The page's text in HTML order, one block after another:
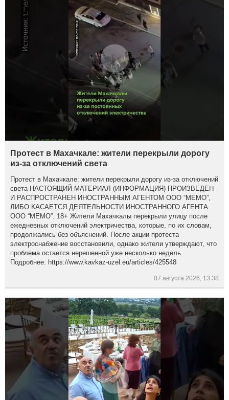
Протест в Махачкале: жители перекрыли дорогу
из-за отключений света
Протест в Махачкале: жители перекрыли дорогу из-за отключений
света НАСТОЯЩИЙ МАТЕРИАЛ (ИНФОРМАЦИЯ) ПРОИЗВЕДЕН
И РАСПРОСТРАНЕН ИНОСТРАННЫМ АГЕНТОМ ООО “МЕМО”,
ЛИБО КАСАЕТСЯ ДЕЯТЕЛЬНОСТИ ИНОСТРАННОГО АГЕНТА
ООО “МЕМО”. 18+ Жители Махачкалы перекрыли улицу после
ежедневных отключений электричества, которые, по их словам,
продолжались без объяснений. После акции протеста
электроснабжение восстановили, однако жители утверждают, что
проблема остается нерешенной уже несколько недель.
Подробнее: https://www.kavkaz-uzel.eu/articles/425548
07 августа 2026, 13:38